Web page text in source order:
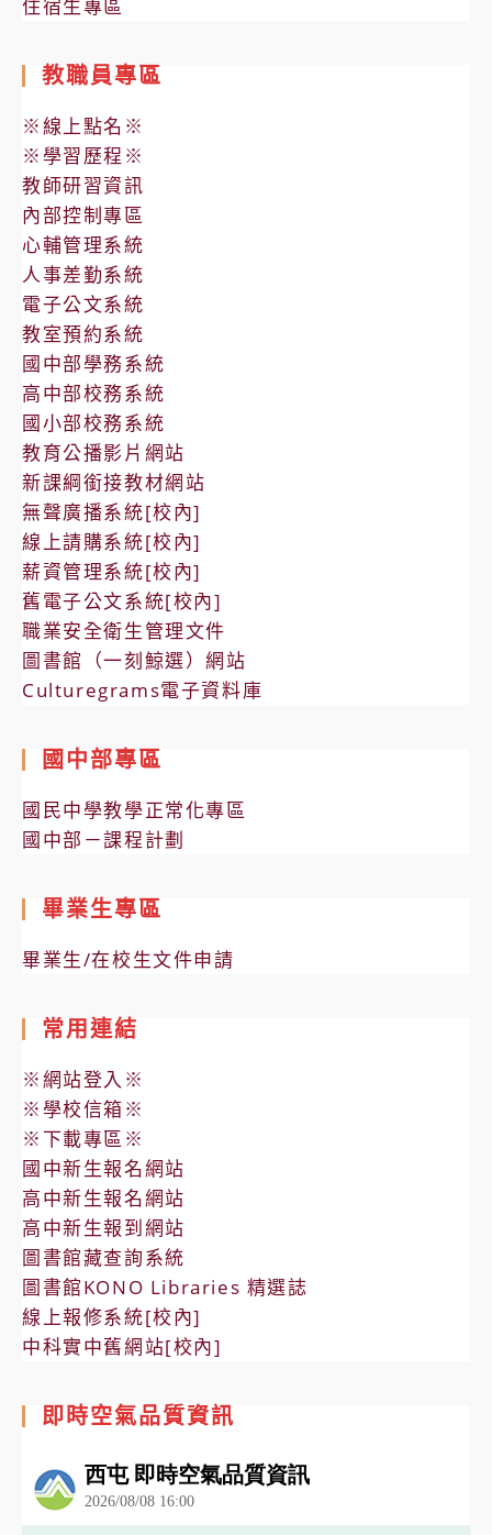
住宿生專區
教職員專區
※線上點名※
※學習歷程※
教師研習資訊
內部控制專區
心輔管理系統
人事差勤系統
電子公文系統
教室預約系統
國中部學務系統
高中部校務系統
國小部校務系統
教育公播影片網站
新課綱銜接教材網站
無聲廣播系統[校內]
線上請購系統[校內]
薪資管理系統[校內]
舊電子公文系統[校內]
職業安全衛生管理文件
圖書館（一刻鯨選）網站
Culturegrams電子資料庫
國中部專區
國民中學教學正常化專區
國中部－課程計劃
畢業生專區
畢業生/在校生文件申請
常用連結
※網站登入※
※學校信箱※
※下載專區※
國中新生報名網站
高中新生報名網站
高中新生報到網站
圖書館藏查詢系統
圖書館KONO Libraries 精選誌
線上報修系統[校內]
中科實中舊網站[校內]
即時空氣品質資訊